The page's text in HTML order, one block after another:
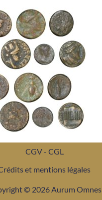
CGV - CGL
et mentions légales
© 2026 Aurum Omnes